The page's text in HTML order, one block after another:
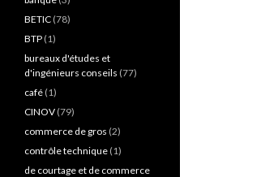
BETIC (78)
BTP (1)
bureaux d'études et
d'ingénieurs conseils (77)
café (1)
CINOV (79)
commerce de gros (2)
contrôle technique (1)
de courtage et de commerce